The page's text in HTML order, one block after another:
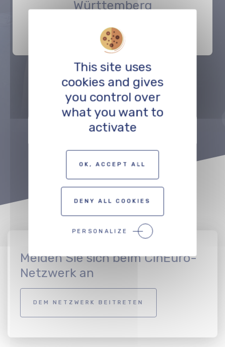
Württemberg
FÖRDERUNG
PrécédentSuivant
ZUR KARTE DER FILMSCHAFFENDEN
Melden Sie sich beim CinEuro-
Netzwerk an
DEM NETZWERK BEITRETEN
This site uses
cookies and gives
you control over
what you want to
activate
OK, ACCEPT ALL
DENY ALL COOKIES
PERSONALIZE